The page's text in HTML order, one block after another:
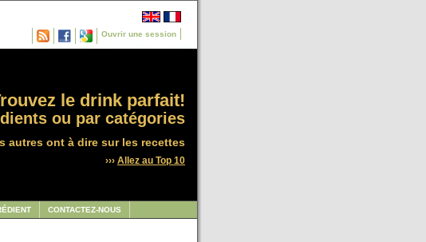
Ouvrir une session
le drink parfait!
ou par catégories
autres ont à dire sur les recettes
››› Allez au Top 10
CONTACTEZ-NOUS